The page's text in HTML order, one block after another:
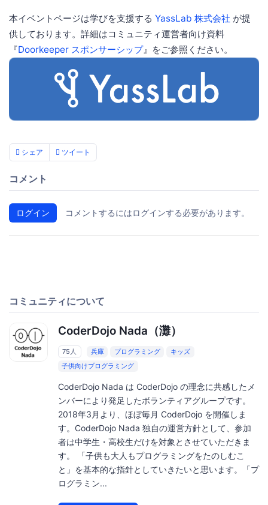
本イベントページは学びを支援する YassLab 株式会社 が提
供しております。詳細はコミュニティ運営者向け資料
『Doorkeeper スポンサーシップ』をご参照ください。
シェア ツイート
コメント
ログイン コメントするにはログインする必要があります。
コミュニティについて
CoderDojo Nada（灘）
75人 兵庫 プログラミング
キッズ
子供向けプログラミング
CoderDojo Nada は CoderDojo の理念に共感したメ
ンバーにより発足したボランティアグループです。
2018年3月より、ほぼ毎月 CoderDojo を開催しま
す。CoderDojo Nada 独自の運営方針として、参加
者は中学生・高校生だけを対象とさせていただきま
す。 「子供も大人もプログラミングをたのしむこ
と」を基本的な指針としていきたいと思います。「プ
ログラミン...